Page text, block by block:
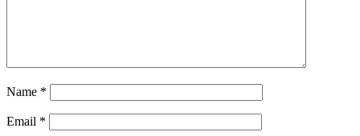
Name *
Email *